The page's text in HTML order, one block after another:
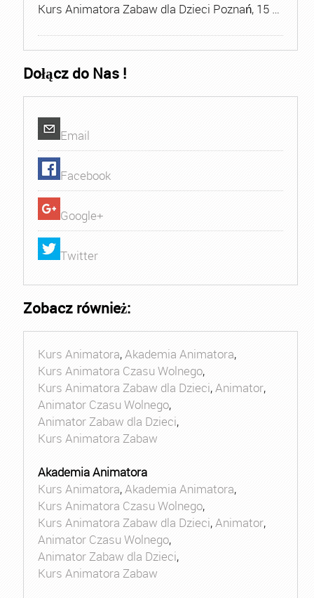
Kurs Animatora Zabaw dla Dzieci Poznań, 15 …
Dołącz do Nas !
Email
Facebook
Google+
Twitter
Zobacz również:
Kurs Animatora,Akademia Animatora,
Kurs Animatora Czasu Wolnego,
Kurs Animatora Zabaw dla Dzieci,Animator,
Animator Czasu Wolnego,
Animator Zabaw dla Dzieci,
Kurs Animatora Zabaw
Akademia Animatora
Kurs Animatora,Akademia Animatora,
Kurs Animatora Czasu Wolnego,
Kurs Animatora Zabaw dla Dzieci,Animator,
Animator Czasu Wolnego,
Animator Zabaw dla Dzieci,
Kurs Animatora Zabaw